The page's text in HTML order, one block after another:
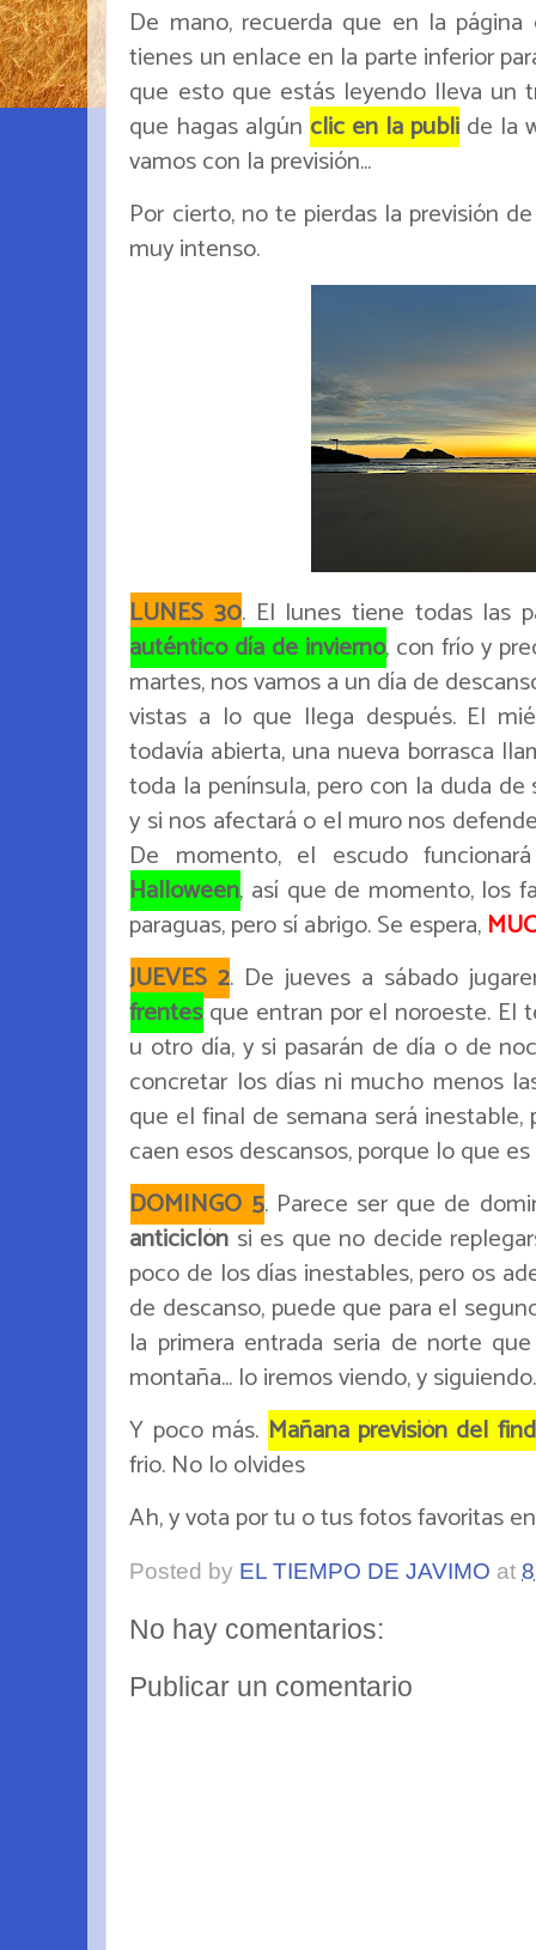
De mano, recuerda que en la
tienes un enlace en la parte inferior
que esto que estás leyendo lleva un
que hagas algún clic en la publi de la
vamos con la previsión...
Por cierto, no te pierdas la previsión
muy intenso.
LUNES 30. El lunes tiene todas las
auténtico día de invierno, con frío y
martes, nos vamos a un día de
vistas a lo que llega después. El
todavía abierta, una nueva borrasca
toda la península, pero con la duda
y si nos afectará o el muro nos
De momento, el escudo
Halloween, así que de momento, los
paraguas, pero sí abrigo. Se espera,
JUEVES 2. De jueves a sábado
frentesque entran por el noroeste. El
u otro día, y si pasarán de día o de
concretar los días ni mucho menos
que el final de semana será
caen esos descansos, porque lo que
DOMINGO 5. Parece ser que de
anticiclón si es que no decide
poco de los días inestables, pero os
de descanso, puede que para el
la primera entrada seria de norte
montaña... lo iremos viendo, y
Y poco más. Mañana previsión del
frio. No lo olvides
Ah, y vota por tu o tus fotos favoritas
Posted by EL TIEMPO DE JAVIMO at
No hay comentarios:
Publicar un comentario